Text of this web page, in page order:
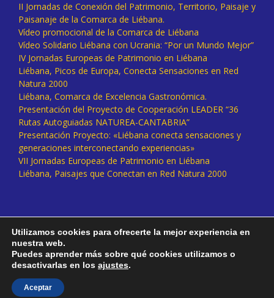
II Jornadas de Conexión del Patrimonio, Territorio, Paisaje y
Paisanaje de la Comarca de Liébana.
Vídeo promocional de la Comarca de Liébana
Vídeo Solidario Liébana con Ucrania: “Por un Mundo Mejor”
IV Jornadas Europeas de Patrimonio en Liébana
Liébana, Picos de Europa, Conecta Sensaciones en Red
Natura 2000
Liébana, Comarca de Excelencia Gastronómica.
Presentación del Proyecto de Cooperación LEADER “36
Rutas Autoguiadas NATUREA-CANTABRIA”
Presentación Proyecto: «Liébana conecta sensaciones y
generaciones interconectando experiencias»
VII Jornadas Europeas de Patrimonio en Liébana
Liébana, Paisajes que Conectan en Red Natura 2000
Utilizamos cookies para ofrecerte la mejor experiencia en
nuestra web.
Puedes aprender más sobre qué cookies utilizamos o
desactivarlas en los ajustes.
Aceptar